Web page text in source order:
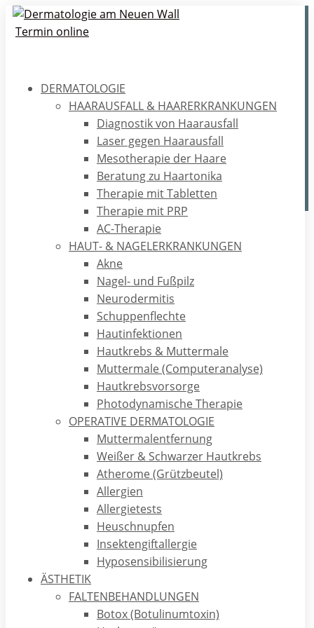
Termin online
DERMATOLOGIE
HAARAUSFALL & HAARERKRANKUNGEN
Diagnostik von Haarausfall
Laser gegen Haarausfall
Mesotherapie der Haare
Beratung zu Haartonika
Therapie mit Tabletten
Therapie mit PRP
AC-Therapie
HAUT- & NAGELERKRANKUNGEN
Akne
Nagel- und Fußpilz
Neurodermitis
Schuppenflechte
Hautinfektionen
Hautkrebs & Muttermale
Muttermale (Computeranalyse)
Hautkrebsvorsorge
Photodynamische Therapie
OPERATIVE DERMATOLOGIE
Muttermalentfernung
Weißer & Schwarzer Hautkrebs
Atherome (Grützbeutel)
Allergien
Allergietests
Heuschnupfen
Insektengiftallergie
Hyposensibilisierung
ÄSTHETIK
FALTENBEHANDLUNGEN
Botox (Botulinumtoxin)
Gesundheitsrisiko Tattoo
Einige wichtige Fakten zu Tattoos, warum sie
Gesundheitsrisiko werden können und wie man Abhilfe
Ratgeber/ Ästhetik/ Gesundheitsrisiko Tattoo
Wofür ein Tattoo?
Tätowierungen sind wahrscheinlich so alt wie die
Menschheit selbst – mindestens jedoch 5300 Jahre, wie der
Gletschermann Ötzi beweist. Über die Jahrtausende hatten
Tätowierungen ganz unterschiedliche Funktionen: so besaß
Ötzi 61 Tattoos an Körperstellen, die heute der Akupunktur
als therapeutische Punkte dienen! Man kann daher
vermuten, dass Tätowierungen der Haut damals heilende
Kräfte zugeschrieben wurden.
Durch Griechen und Römer in der Antike wurden
Gefangene und Sklaven mit Tattoos gekennzeichnet was
später durch die Nazis wieder aufgegriffen wurde, die KZ-
Häftlingen deren Nummer auf den Unterarm tätowieren
ließen! Die Maori auf Neuseeland dokumentierten ihre
Stammeszugehörigkeit und Position mit auffälligen Tattoos
im Gesicht; bei den Ureinwohnern Schottlands, den Pikten,
sollten furchterregende Tattoos die Feinde abschrecken!
Kreuzritter dokumentierten mit sichtbar tätowierten Kreuz-
Symbolen den eigenen Glauben während Tattoos bei den